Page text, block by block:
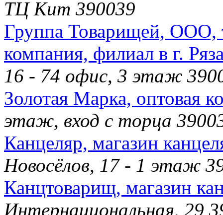
ТЦ Кит 390039
Группа Товарищей, ООО,
компания, филиал в г.
16 - 74 офис, 3 этаж
Золотая Марка, оптовая
этаж, вход с торца
Канцеляр, магазин
Новосёлов, 17 - 1 этаж
Канцтоварищ, магазин
Интернациональная, 29